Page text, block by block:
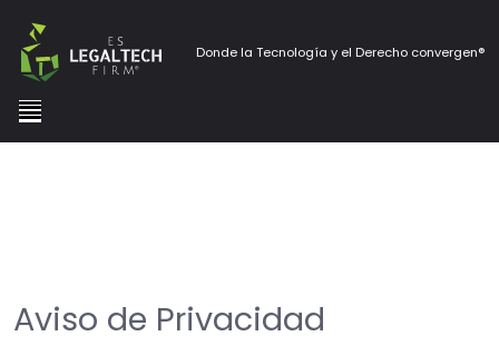
Donde la Tecnología y el Derecho convergen®
Aviso de Privacidad